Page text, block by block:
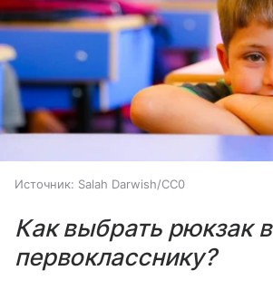
Источник: Salah Darwish/CC0
Как выбрать рюкзак
первокласснику?